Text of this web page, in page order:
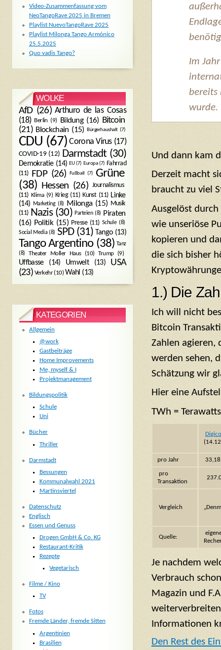
Im
bereits
wurde.
Und dann kam
Derzeit macht
braucht zu viel
Ausgelöst
wie unseriöse
kopieren und
die sich bisher
1.) Die
Ich will nicht
Bitcoin
Zahlen agieren,
werden sehen,
Schätzung wir
Hier eine
TWh =
pro Jahr
pro
Transaktion
Vergleich
Quelle:
Je nachdem
Verbrauch
Magazin und
Informationen
Den Rest des
Video-Zusammenfassung vom
NeoTangoRave 2025 in Bremen
Playlist NuevoTangoRave 2025
Playlist Milonga Tango Armónico
25.5.2025
Quo vadis Tango?
WOLKE
AfD(26) Arthuro de las Cosas
(18) Berlin (9) Bildung(16) Bitcoin
(21) Blockchain (15) Bürgerhaushalt (7)
CDU (67) Corona Virus(17)
COVID-19 (12) Darmstadt (30)
Demokratie(14) EU(7) Europa(7) Fahrrad
(11)
FDP(26) Fußball (7)
Grüne
(38) Hessen (26) Journalismus
(11) Klima(9) Krieg(11) Kunst(11) Linke
(14) Marketing(8) Milonga(15) Musik
(11) Nazis(30) Parteien(8) Piraten
(16) Politik(15) Presse(11) Schule(8)
Social Media (8) SPD(31) Tango(13)
Tango Argentino(38) Tanz
(8)
Theater Moller Haus(10) Trump(9)
Uffbasse(14) Umwelt(13)
USA
(23) Verkehr(10) Wahl (13)
KATEGORIEN
Allgemein
@work
Gastbeiträge
Home Improvements
Me, myself & I
Projektmanagement
Bildungspolitik
Schule
Uni
Bücher
Thriller
Darmstadt
Bessungen
Kommunalwahl 2021
Martinsviertel
Datenschutz
Englisch
Essen und Genuss
Drogen GmbH & Co. KG
Restaurant-Kritik
Rezepte
Vegetarisch
Filme / Kino
TV
Fotos
Fremde Länder, fremde Sitten
Argentinien
Brasilien